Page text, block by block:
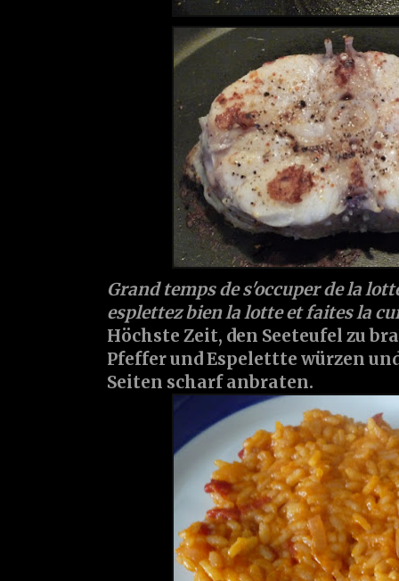
Grand temps de s'occuper de la
esplettez bien la lotte et faites la
Höchste Zeit, den Seeteufel zu
Pfeffer und Espelettte würzen
Seiten scharf anbraten.